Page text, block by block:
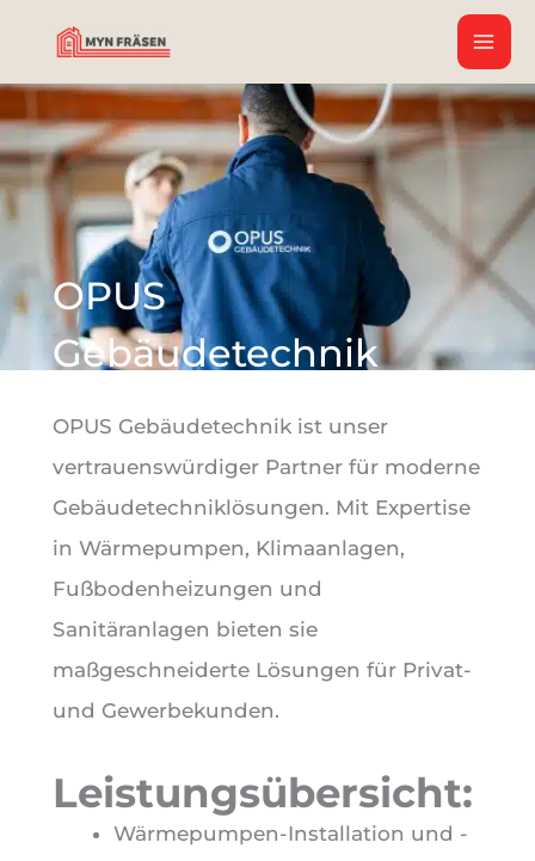
Inhalt
springen
OPUS
Gebäudetechnik
OPUS Gebäudetechnik ist unser
vertrauenswürdiger Partner für moderne
Gebäudetechniklösungen. Mit Expertise
in Wärmepumpen, Klimaanlagen,
Fußbodenheizungen und
Sanitäranlagen bieten sie
maßgeschneiderte Lösungen für Privat-
und Gewerbekunden.
Leistungsübersicht:
Wärmepumpen-Installation und -